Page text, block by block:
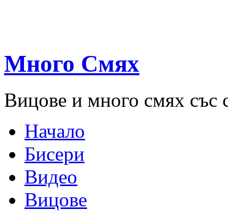
Много Смях
Вицове и много смях със
Начало
Бисери
Видео
Вицове